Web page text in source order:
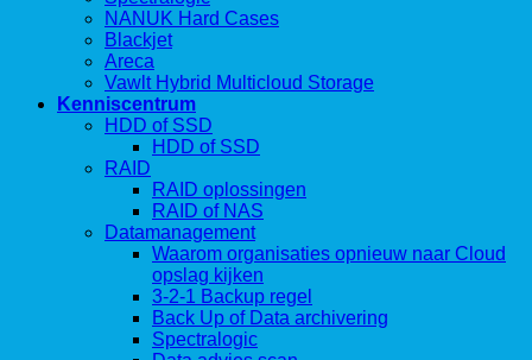
NANUK Hard Cases
Blackjet
Areca
Vawlt Hybrid Multicloud Storage
Kenniscentrum
HDD of SSD
HDD of SSD
RAID
RAID oplossingen
RAID of NAS
Datamanagement
Waarom organisaties opnieuw naar Cloud
opslag kijken
3-2-1 Backup regel
Back Up of Data archivering
Spectralogic